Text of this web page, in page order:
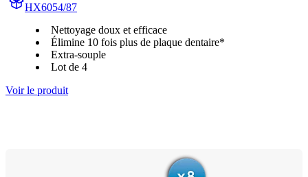
HX6054/87
Nettoyage doux et efficace
Élimine 10 fois plus de plaque dentaire*
Extra-souple
Lot de 4
Voir le produit